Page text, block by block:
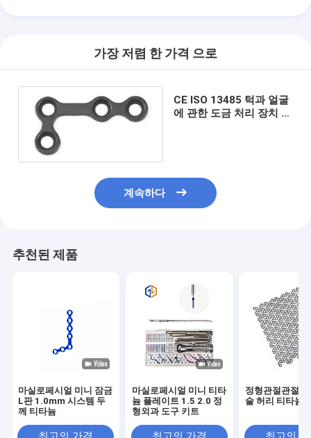
가장 저렴 한 가격 으로
CE ISO 13485 턱과 얼굴
에 관한 도금 처리 장치 티
계속하다
추천된 제품
마실로페시얼 미니 잠금
L판 1.0mm 시스템 두
께 티타늄
마실로페시얼 미니 티타
늄 플레이트 1.5 2.0 정
형외과 도구 키트
정형관절관절실
술 허리 티타늄